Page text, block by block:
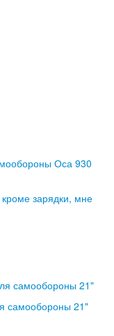
зарядки, мне
самообороны 21"